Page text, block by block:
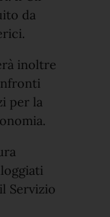
da
inoltre
per la
Servizio